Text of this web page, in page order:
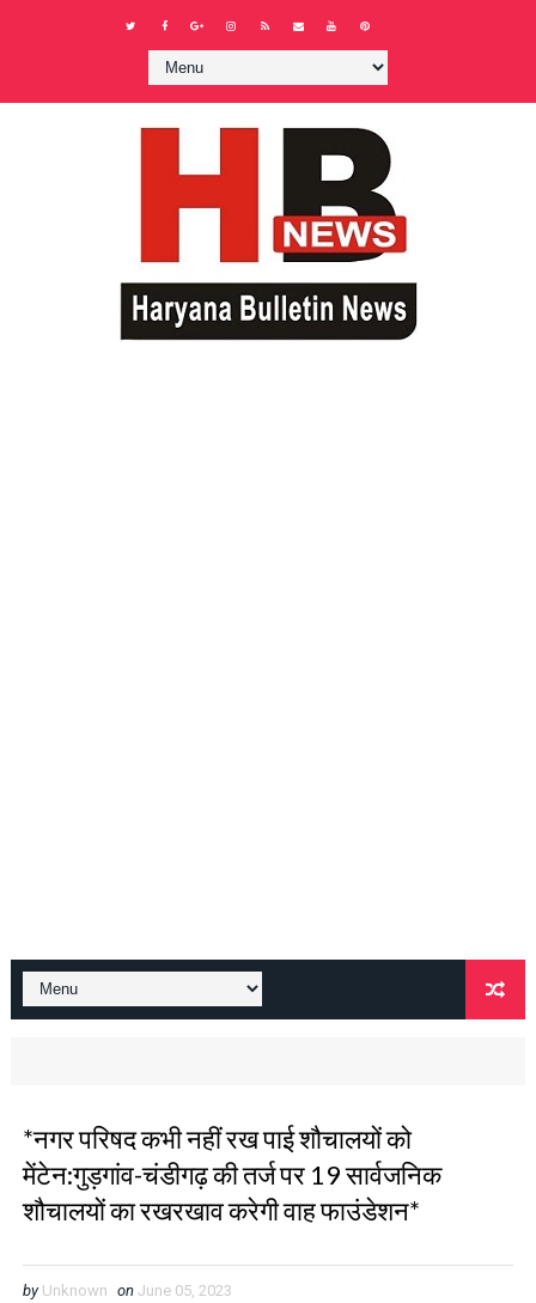
*नगर परिषद कभी नहीं रख पाई शौचालयों को
मेंटेन:गुड़गांव-चंडीगढ़ की तर्ज पर 19 सार्वजनिक
शौचालयों का रखरखाव करेगी वाह फाउंडेशन*
by Unknown on June 05, 2023